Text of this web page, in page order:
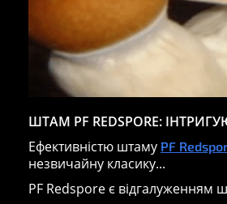
ШТАМ PF REDSPORE:
Ефективністю штаму PF
незвичайну класику...
PF Redspore є відгалуженням